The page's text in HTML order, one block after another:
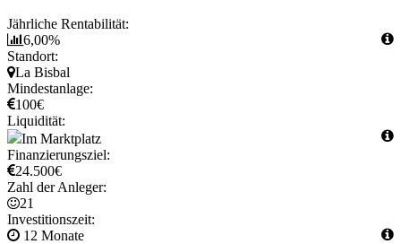
Jährliche Rentabilität:
6,00%
Standort:
La Bisbal
Mindestanlage:
100€
Liquidität:
Im Marktplatz
Finanzierungsziel:
24.500€
Zahl der Anleger:
21
Investitionszeit:
12 Monate